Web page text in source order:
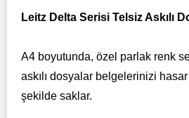
Leitz Delta Serisi Telsiz Askılı
A4 boyutunda, özel parlak renk
askılı dosyalar belgelerinizi
şekilde saklar.